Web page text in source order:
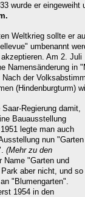
wurde er eingeweiht
Weltkrieg sollte er
umbenannt
Am 2. Juli
Namensänderung in
der
(Hindenburgturm)
Regierung damit,
Bauausstellung
legte man auch
nun "Garten
(Mehr zu den
Name "Garten und
aber nicht, und so
"Blumengarten".
1954 in den